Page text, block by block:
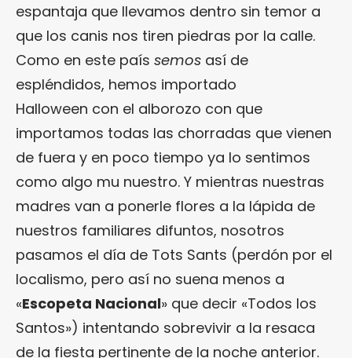
espantaja que llevamos dentro sin temor a
que los canis nos tiren piedras por la calle.
Como en este país semos así de
espléndidos, hemos importado
Halloween con el alborozo con que
importamos todas las chorradas que vienen
de fuera y en poco tiempo ya lo sentimos
como algo mu nuestro. Y mientras nuestras
madres van a ponerle flores a la lápida de
nuestros familiares difuntos, nosotros
pasamos el día de Tots Sants (perdón por el
localismo, pero así no suena menos a
«Escopeta Nacional» que decir «Todos los
Santos») intentando sobrevivir a la resaca
de la fiesta pertinente de la noche anterior.